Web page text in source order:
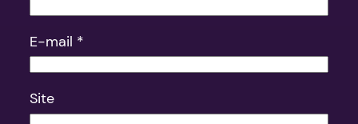
E-mail *
Site